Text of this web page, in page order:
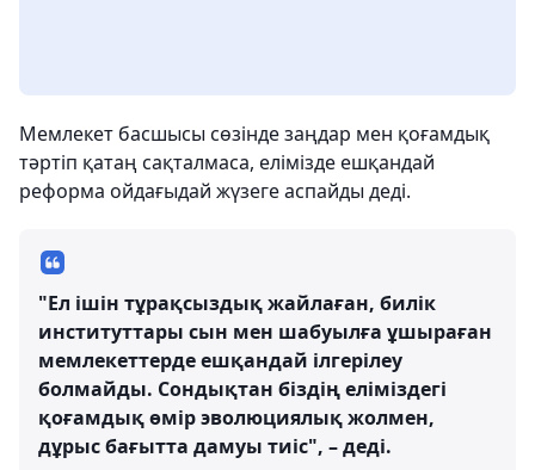
Мемлекет басшысы сөзінде заңдар мен қоғамдық
тәртіп қатаң сақталмаса, елімізде ешқандай
реформа ойдағыдай жүзеге аспайды деді.
"Ел ішін тұрақсыздық жайлаған, билік
институттары сын мен шабуылға ұшыраған
мемлекеттерде ешқандай ілгерілеу
болмайды. Сондықтан біздің еліміздегі
қоғамдық өмір эволюциялық жолмен,
дұрыс бағытта дамуы тиіс", – деді.